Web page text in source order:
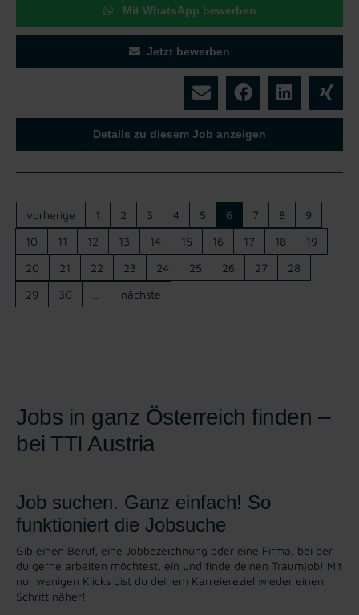
Mit WhatsApp bewerben
Jetzt bewerben
Details zu diesem Job anzeigen
vorherige 1 2 3 4 5 6 7 8
9
10
11 12 13 14 15 16 17 18
19
20
21 22 23 24 25 26 27
28
29
30 nächste
Jobs in ganz Österreich finden –
bei TTI Austria
Job suchen. Ganz einfach! So
funktioniert die Jobsuche
Gib einen Beruf, eine Jobbezeichnung oder eine Firma, bei der
du gerne arbeiten möchtest, ein und finde deinen Traumjob! Mit
nur wenigen Klicks bist du deinem Karreiereziel wieder einen
Schritt näher!